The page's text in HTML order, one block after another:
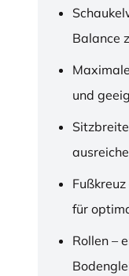
Balance
und
für
Rollen –